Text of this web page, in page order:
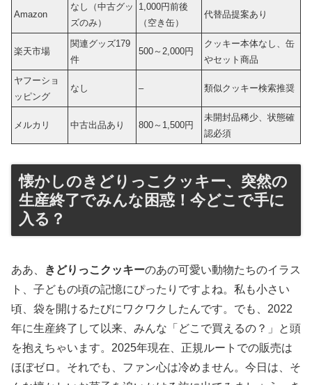
Amazon
なし（中古グッ
ズのみ）
1,000円前後
（空き缶）
代替品提案あり
楽天市場
関連グッズ179
件
500～2,000円
クッキー本体なし、缶
やセット商品
ヤフーショ
ッピング
なし – 類似クッキー検索推奨
メルカリ 中古出品あり 800～1,500円
未開封品稀少、状態確
認必須
懐かしのきどりっこクッキー、突然の
生産終了でみんな困惑！今どこで手に
入る？
ああ、 きどりっこクッキーのあの可愛い動物たちのイラス
ト、子どもの頃の記憶にぴったりですよね。私も小さい
頃、袋を開けるたびにワクワクしたんです。でも、2022
年に生産終了して以来、みんな「どこで買えるの？」と頭
を抱えちゃいます。2025年現在、正規ルートでの販売は
ほぼゼロ。それでも、ファン心は冷めません。今日は、そ